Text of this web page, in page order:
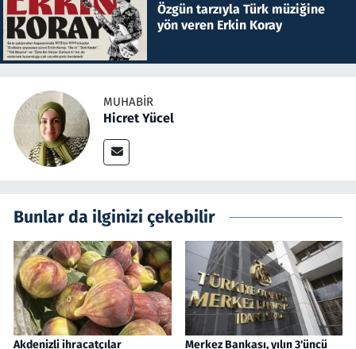
Özgün tarzıyla Türk müziğine
yön veren Erkin Koray
MUHABIR
Hicret Yücel
Bunlar da ilginizi çekebilir
Akdenizli ihracatçılar Merkez Bankası, yılın 3'üncü